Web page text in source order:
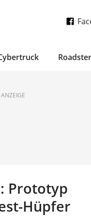
Roadster
ANZEIGE
Prototyp
Hüpfer